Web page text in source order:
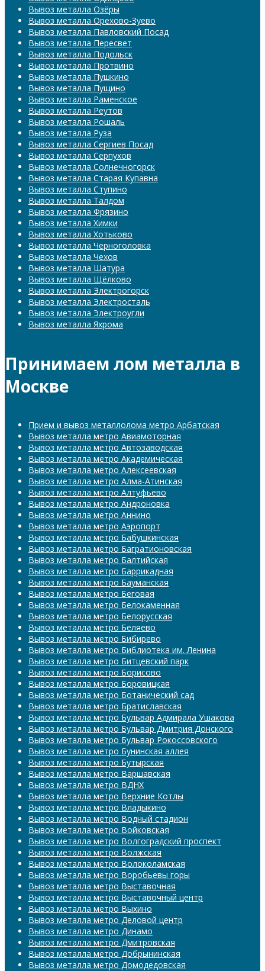
Вывоз металла Озёры
Вывоз металла Орехово-Зуево
Вывоз металла Павловский Посад
Вывоз металла Пересвет
Вывоз металла Подольск
Вывоз металла Протвино
Вывоз металла Пушкино
Вывоз металла Пущино
Вывоз металла Раменское
Вывоз металла Реутов
Вывоз металла Рошаль
Вывоз металла Руза
Вывоз металла Сергиев Посад
Вывоз металла Серпухов
Вывоз металла Солнечногорск
Вывоз металла Старая Купавна
Вывоз металла Ступино
Вывоз металла Талдом
Вывоз металла Фрязино
Вывоз металла Химки
Вывоз металла Хотьково
Вывоз металла Черноголовка
Вывоз металла Чехов
Вывоз металла Шатура
Вывоз металла Щёлково
Вывоз металла Электрогорск
Вывоз металла Электросталь
Вывоз металла Электроугли
Вывоз металла Яхрома
Принимаем лом металла в
Москве
Прием и вывоз металлолома метро Арбатская
Вывоз металла метро Авиамоторная
Вывоз металла метро Автозаводская
Вывоз металла метро Академическая
Вывоз металла метро Алексеевская
Вывоз металла метро Алма-Атинская
Вывоз металла метро Алтуфьево
Вывоз металла метро Андроновка
Вывоз металла метро Аннино
Вывоз металла метро Аэропорт
Вывоз металла метро Бабушкинская
Вывоз металла метро Багратионовская
Вывоз металла метро Балтийская
Вывоз металла метро Баррикадная
Вывоз металла метро Бауманская
Вывоз металла метро Беговая
Вывоз металла метро Белокаменная
Вывоз металла метро Белорусская
Вывоз металла метро Беляево
Вывоз металла метро Бибирево
Вывоз металла метро Библиотека им. Ленина
Вывоз металла метро Битцевский парк
Вывоз металла метро Борисово
Вывоз металла метро Боровицкая
Вывоз металла метро Ботанический сад
Вывоз металла метро Братиславская
Вывоз металла метро Бульвар Адмирала Ушакова
Вывоз металла метро Бульвар Дмитрия Донского
Вывоз металла метро Бульвар Рокоссовского
Вывоз металла метро Бунинская аллея
Вывоз металла метро Бутырская
Вывоз металла метро Варшавская
Вывоз металла метро ВДНХ
Вывоз металла метро Верхние Котлы
Вывоз металла метро Владыкино
Вывоз металла метро Водный стадион
Вывоз металла метро Войковская
Вывоз металла метро Волгоградский проспект
Вывоз металла метро Волжская
Вывоз металла метро Волоколамская
Вывоз металла метро Воробьевы горы
Вывоз металла метро Выставочная
Вывоз металла метро Выставочный центр
Вывоз металла метро Выхино
Вывоз металла метро Деловой центр
Вывоз металла метро Динамо
Вывоз металла метро Дмитровская
Вывоз металла метро Добрынинская
Вывоз металла метро Домодедовская